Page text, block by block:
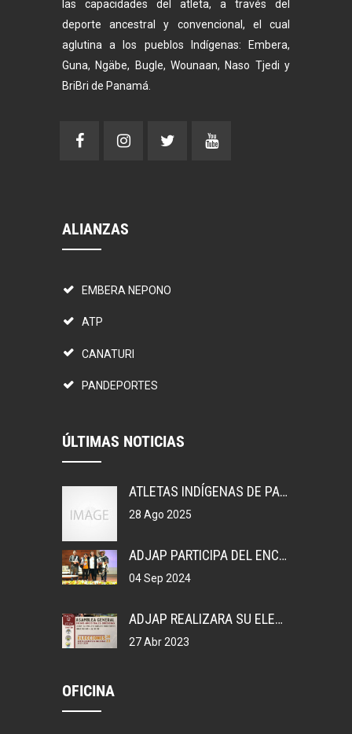
las capacidades del atleta, a través del
deporte ancestral y convencional, el cual
aglutina a los pueblos Indígenas: Embera,
Guna, Ngäbe, Bugle, Wounaan, Naso Tjedi y
BriBri de Panamá.
ALIANZAS
EMBERA NEPONO
ATP
CANATURI
PANDEPORTES
ÚLTIMAS NOTICIAS
ATLETAS INDÍGENAS DE PANAMÁ, GANAN MEDALLAS EN COLOMBIA.
28 Ago 2025
ADJAP PARTICIPA DEL ENCUENTRO DEPORTIVO EN MEXICO
04 Sep 2024
ADJAP REALIZARA SU ELECCIONES DE JUNTA DIRECTIVA NACIONAL, 2023
27 Abr 2023
OFICINA